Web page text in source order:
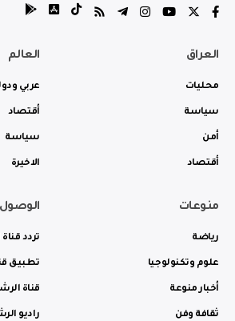
العراق
محليات
سياسة
أمن
أقتصاد
العالم
عربي
أقتصاد
سياسة
الاخيرة
منوعات
رياضة
علوم وتكنولوجيا
أخبار منوعة
ثقافة وفن
تردد
تطبيق
قناة
راديو